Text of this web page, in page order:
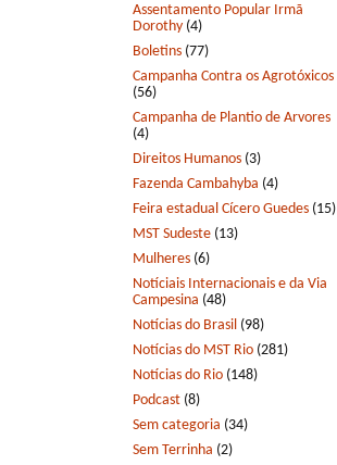
Assentamento Popular Irmã
Dorothy (4)
Boletins (77)
Campanha Contra os Agrotóxicos
(56)
Campanha de Plantio de Arvores
(4)
Direitos Humanos (3)
Fazenda Cambahyba (4)
Feira estadual Cícero Guedes (15)
MST Sudeste (13)
Mulheres (6)
Notíciais Internacionais e da Via
Campesina (48)
Notícias do Brasil (98)
Notícias do MST Rio (281)
Notícias do Rio (148)
Podcast (8)
Sem categoria (34)
Sem Terrinha (2)